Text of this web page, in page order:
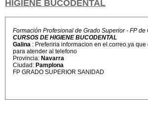
HIGIENE BUCODENTAL
Formación Profesional de Grado Superior - FP de
CURSOS DE HIGIENE BUCODENTAL
Galina : Preferiria informacion en el.correo.ya
para atender al telefono
Provincia: Navarra
Ciudad: Pamplona
FP GRADO SUPERIOR SANIDAD